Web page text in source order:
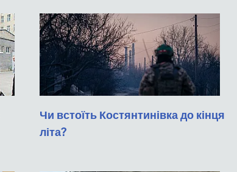
Чи встоїть Костянтинівка до кінця
літа?